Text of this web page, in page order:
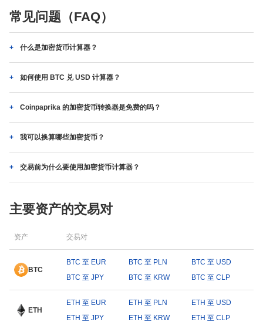
常见问题（FAQ）
什么是加密货币计算器？
如何使用 BTC 兑 USD 计算器？
Coinpaprika 的加密货币转换器是免费的吗？
我可以换算哪些加密货币？
交易前为什么要使用加密货币计算器？
主要资产的交易对
资产 交易对
BTC
BTC 至 EUR BTC 至 PLN
BTC 至 USD
BTC 至 JPY
BTC 至 KRW BTC 至 CLP
ETH
ETH 至 EUR ETH 至 PLN
ETH 至 USD
ETH 至 JPY
ETH 至 KRW ETH 至 CLP